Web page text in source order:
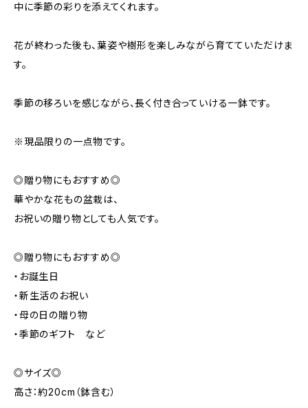
中に季節の彩りを添えてくれます。
花が終わった後も、葉姿や樹形を楽しみながら育てていただけま
す。
季節の移ろいを感じながら、長く付き合っていける一鉢です。
※現品限りの一点物です。
◎贈り物にもおすすめ◎
華やかな花もの盆栽は、
お祝いの贈り物としても人気です。
◎贈り物にもおすすめ◎
・お誕生日
・新生活のお祝い
・母の日の贈り物
・季節のギフト など
◎サイズ◎
高さ：約20cm（鉢含む）